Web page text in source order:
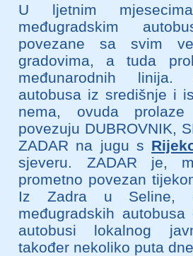
U ljetnim
međugradskim
povezane sa svim
gradovima, a tuda
međunarodnih linija.
autobusa iz središnje i
nema, ovuda
povezuju DUBROVNIK,
ZADAR na jugu s
sjeveru. ZADAR je,
prometno povezan
Iz Zadra u Seline,
međugradskih
autobusi lokalnog
također nekoliko puta